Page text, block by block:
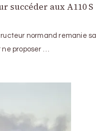
succéder aux A110 S
normand remanie sa
proposer …